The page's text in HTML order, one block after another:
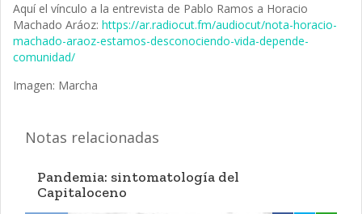
Aquí el vínculo a la entrevista de Pablo Ramos a Horacio
Machado Aráoz: https://ar.radiocut.fm/audiocut/nota-horacio-
machado-araoz-estamos-desconociendo-vida-depende-
comunidad/
Imagen: Marcha
Notas relacionadas
Pandemia: sintomatología del
Capitaloceno